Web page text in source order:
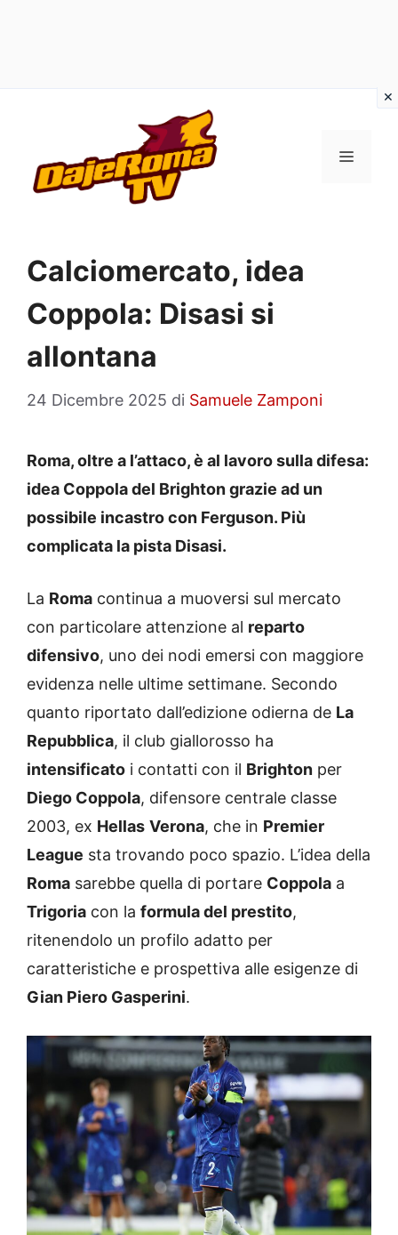
contenuto
MENU
Calciomercato, idea
Coppola: Disasi si
allontana
24 Dicembre 2025 di Samuele Zamponi
Roma, oltre a l’attaco, è al lavoro sulla difesa:
idea Coppola del Brighton grazie ad un
possibile incastro con Ferguson. Più
complicata la pista Disasi.
La Roma continua a muoversi sul mercato
con particolare attenzione al reparto
difensivo, uno dei nodi emersi con maggiore
evidenza nelle ultime settimane. Secondo
quanto riportato dall’edizione odierna de La
Repubblica, il club giallorosso ha
intensificato i contatti con il Brighton per
Diego Coppola, difensore centrale classe
2003, ex Hellas Verona, che in Premier
League sta trovando poco spazio. L’idea della
Roma sarebbe quella di portare Coppola a
Trigoria con la formula del prestito,
ritenendolo un profilo adatto per
caratteristiche e prospettiva alle esigenze di
Gian Piero Gasperini.